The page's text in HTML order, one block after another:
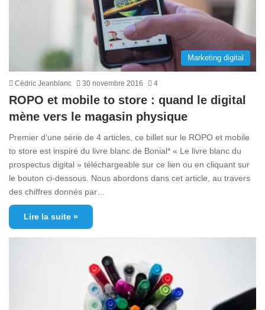
Marketing digital
Cédric Jeanblanc 30 novembre 2016 4
ROPO et mobile to store : quand le digital
mène vers le magasin physique
Premier d’une série de 4 articles, ce billet sur le ROPO et mobile
to store est inspiré du livre blanc de Bonial* « Le livre blanc du
prospectus digital » téléchargeable sur ce lien ou en cliquant sur
le bouton ci-dessous. Nous abordons dans cet article, au travers
des chiffres donnés par…
Lire la suite »